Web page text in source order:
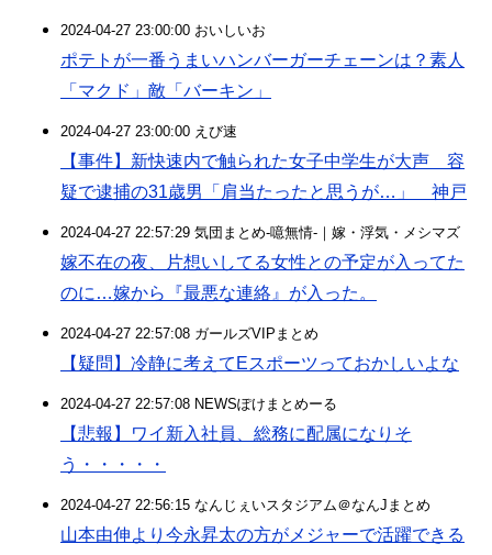
2024-04-27 23:00:00 おいしいお
ポテトが一番うまいハンバーガーチェーンは？素人
「マクド」敵「バーキン」
2024-04-27 23:00:00 えび速
【事件】新快速内で触られた女子中学生が大声 容
疑で逮捕の31歳男「肩当たったと思うが…」 神戸
2024-04-27 22:57:29 気団まとめ-噫無情-｜嫁・浮気・メシマズ
嫁不在の夜、片想いしてる女性との予定が入ってた
のに…嫁から『最悪な連絡』が入った。
2024-04-27 22:57:08 ガールズVIPまとめ
【疑問】冷静に考えてEスポーツっておかしいよな
2024-04-27 22:57:08 NEWSぽけまとめーる
【悲報】ワイ新入社員、総務に配属になりそ
う・・・・・
2024-04-27 22:56:15 なんじぇいスタジアム＠なんJまとめ
山本由伸より今永昇太の方がメジャーで活躍できる